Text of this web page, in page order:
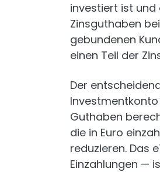
investiert ist
Zinsguthaben
gebundenen
einen Teil der
Der
Investmentkonto
Guthaben
die in Euro
reduzieren. Das
Einzahlungen —